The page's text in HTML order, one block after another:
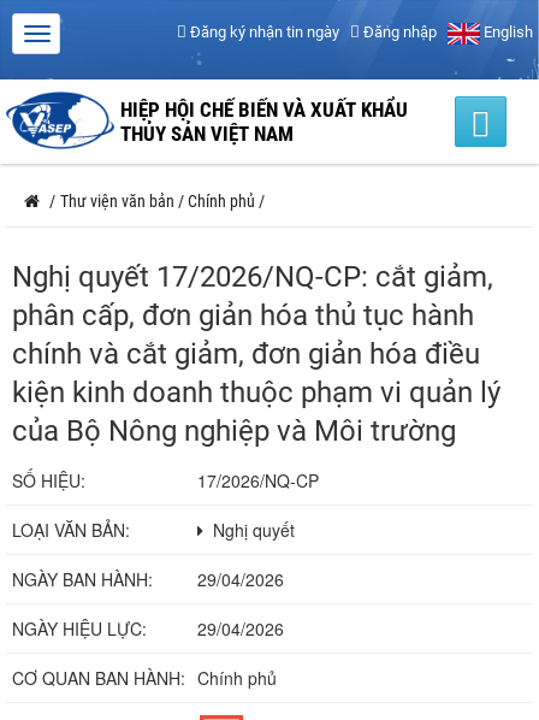
Đăng ký nhận tin ngày Đăng nhập English
HIỆP HỘI CHẾ BIẾN VÀ XUẤT KHẨU
THỦY SẢN VIỆT NAM
/ Thư viện văn bản /Chính phủ /
Nghị quyết 17/2026/NQ-CP: cắt giảm,
phân cấp, đơn giản hóa thủ tục hành
chính và cắt giảm, đơn giản hóa điều
kiện kinh doanh thuộc phạm vi quản lý
của Bộ Nông nghiệp và Môi trường
SỐ HIỆU: 17/2026/NQ-CP
LOẠI VĂN BẢN: Nghị quyết
NGÀY BAN HÀNH: 29/04/2026
NGÀY HIỆU LỰC: 29/04/2026
CƠ QUAN BAN HÀNH: Chính phủ